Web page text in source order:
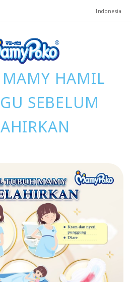
Indonesia
HAMIL
SEBELUM